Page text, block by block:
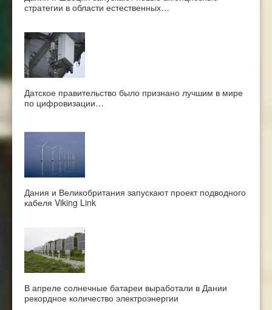
стратегии в области естественных…
Датское правительство было признано лучшим в мире
по цифровизации…
Дания и Великобритания запускают проект подводного
кабеля Viking Link
В апреле солнечные батареи выработали в Дании
рекордное количество электроэнергии